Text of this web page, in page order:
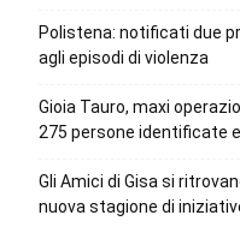
Polistena: notificati due
agli episodi di violenza
Gioia Tauro, maxi
275 persone identificate
Gli Amici di Gisa si
nuova stagione di